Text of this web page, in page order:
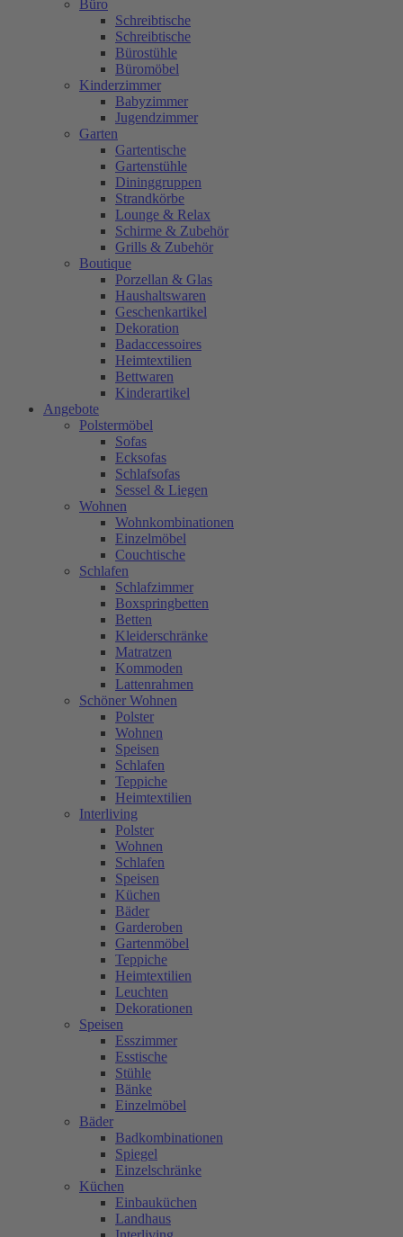
Büro
Schreibtische
Schreibtische
Bürostühle
Büromöbel
Kinderzimmer
Babyzimmer
Jugendzimmer
Garten
Gartentische
Gartenstühle
Dininggruppen
Strandkörbe
Lounge & Relax
Schirme & Zubehör
Grills & Zubehör
Boutique
Porzellan & Glas
Haushaltswaren
Geschenkartikel
Dekoration
Badaccessoires
Heimtextilien
Bettwaren
Kinderartikel
Angebote
Polstermöbel
Sofas
Ecksofas
Schlafsofas
Sessel & Liegen
Wohnen
Wohnkombinationen
Einzelmöbel
Couchtische
Schlafen
Schlafzimmer
Boxspringbetten
Betten
Kleiderschränke
Matratzen
Kommoden
Lattenrahmen
Schöner Wohnen
Polster
Wohnen
Speisen
Schlafen
Teppiche
Heimtextilien
Interliving
Polster
Wohnen
Schlafen
Speisen
Küchen
Bäder
Garderoben
Gartenmöbel
Teppiche
Heimtextilien
Leuchten
Dekorationen
Speisen
Esszimmer
Esstische
Stühle
Bänke
Einzelmöbel
Bäder
Badkombinationen
Spiegel
Einzelschränke
Küchen
Einbauküchen
Landhaus